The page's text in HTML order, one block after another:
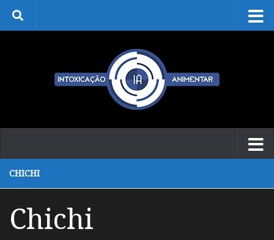
Skip to content
CHICHI
Chichi